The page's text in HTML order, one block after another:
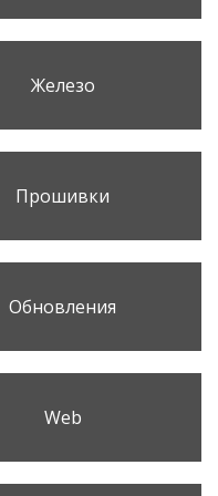
Железо
Прошивки
Обновления
Web